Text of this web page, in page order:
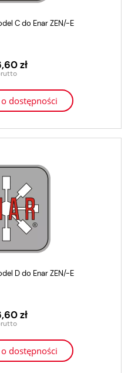
C do Enar ZEN/-E
zł
dostępności
D do Enar ZEN/-E
zł
dostępności